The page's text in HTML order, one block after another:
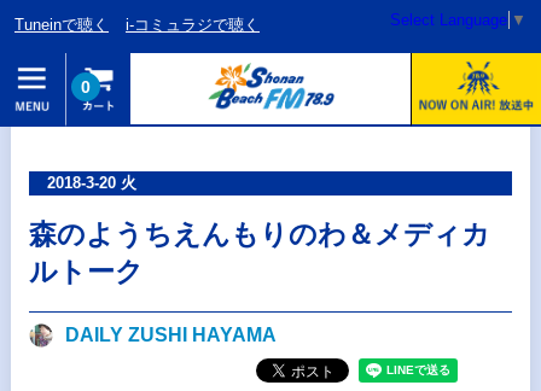
Tuneinで聴く i-コミュラジで聴く Select Language ▼
0
2018-3-20 火
森のようちえんもりのわ＆メディカ
ルトーク
DAILY ZUSHI HAYAMA